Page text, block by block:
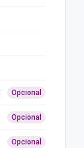
Opcional
Opcional
Opcional